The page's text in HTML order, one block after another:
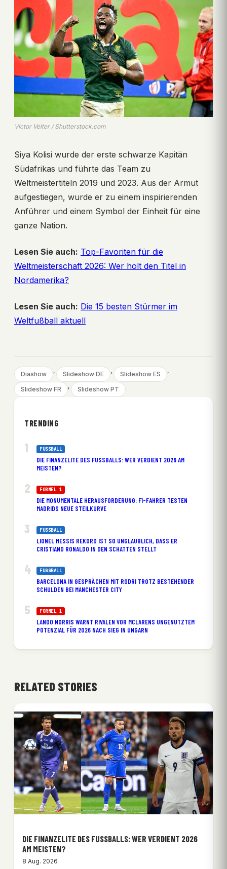
Victor Velter / Shutterstock.com
Siya Kolisi wurde der erste schwarze Kapitän
Südafrikas und führte das Team zu
Weltmeistertiteln 2019 und 2023. Aus der Armut
aufgestiegen, wurde er zu einem inspirierenden
Anführer und einem Symbol der Einheit für eine
ganze Nation.
Lesen Sie auch: Top-Favoriten für die
Weltmeisterschaft 2026: Wer holt den Titel in
Nordamerika?
Lesen Sie auch: Die 15 besten Stürmer im
Weltfußball aktuell
Diashow , Slideshow DE , Slideshow ES ,
Slideshow FR , Slideshow PT
TRENDING
FUSSBALL
DIE FINANZELITE DES FUSSBALLS: WER VERDIENT 2026 AM M
EISTEN?
FORMEL 1
DIE MONUMENTALE HERAUSFORDERUNG: F1-FAHRER TESTEN
MADRIDS NEUE STEILKURVE
FUSSBALL
LIONEL MESSIS REKORD IST SO UNGLAUBLICH, DASS ER
CRISTIANO RONALDO IN DEN SCHATTEN STELLT
FUSSBALL
BARCELONA IN GESPRÄCHEN MIT RODRI TROTZ BESTEHENDER
SCHULDEN BEI MANCHESTER CITY
FORMEL 1
LANDO NORRIS WARNT RIVALEN VOR MCLARENS UNGENUTZTEM
POTENZIAL FÜR 2026 NACH SIEG IN UNGARN
RELATED STORIES
DIE FINANZELITE DES FUSSBALLS: WER VERDIENT 2026 A
M MEISTEN?
8 Aug. 2026